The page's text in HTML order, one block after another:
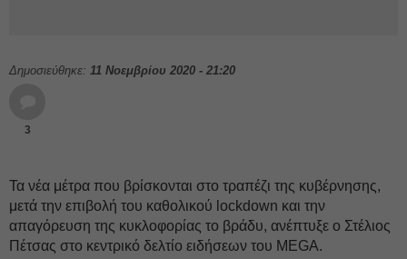
Δημοσιεύθηκε: 11 Νοεμβρίου 2020 - 21:20
3
Τα νέα μέτρα που βρίσκονται στο τραπέζι της κυβέρνησης,
μετά την επιβολή του καθολικού lockdown και την
απαγόρευση της κυκλοφορίας το βράδυ, ανέπτυξε ο Στέλιος
Πέτσας στο κεντρικό δελτίο ειδήσεων του MEGA.